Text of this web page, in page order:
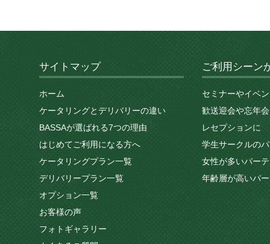
ご利用シーン
セミナーやイベ
歓送迎会や忘年
レセプションに
学生サークルの
女性が多いパー
年齢層が高いパ
サイトマップ
ホーム
ケータリングとデリバリーの違い
BASSAが選ばれる7つの理由
はじめてご利用になる方へ
ケータリングプラン一覧
デリバリープラン一覧
オプション一覧
お客様の声
フォトギャラリー